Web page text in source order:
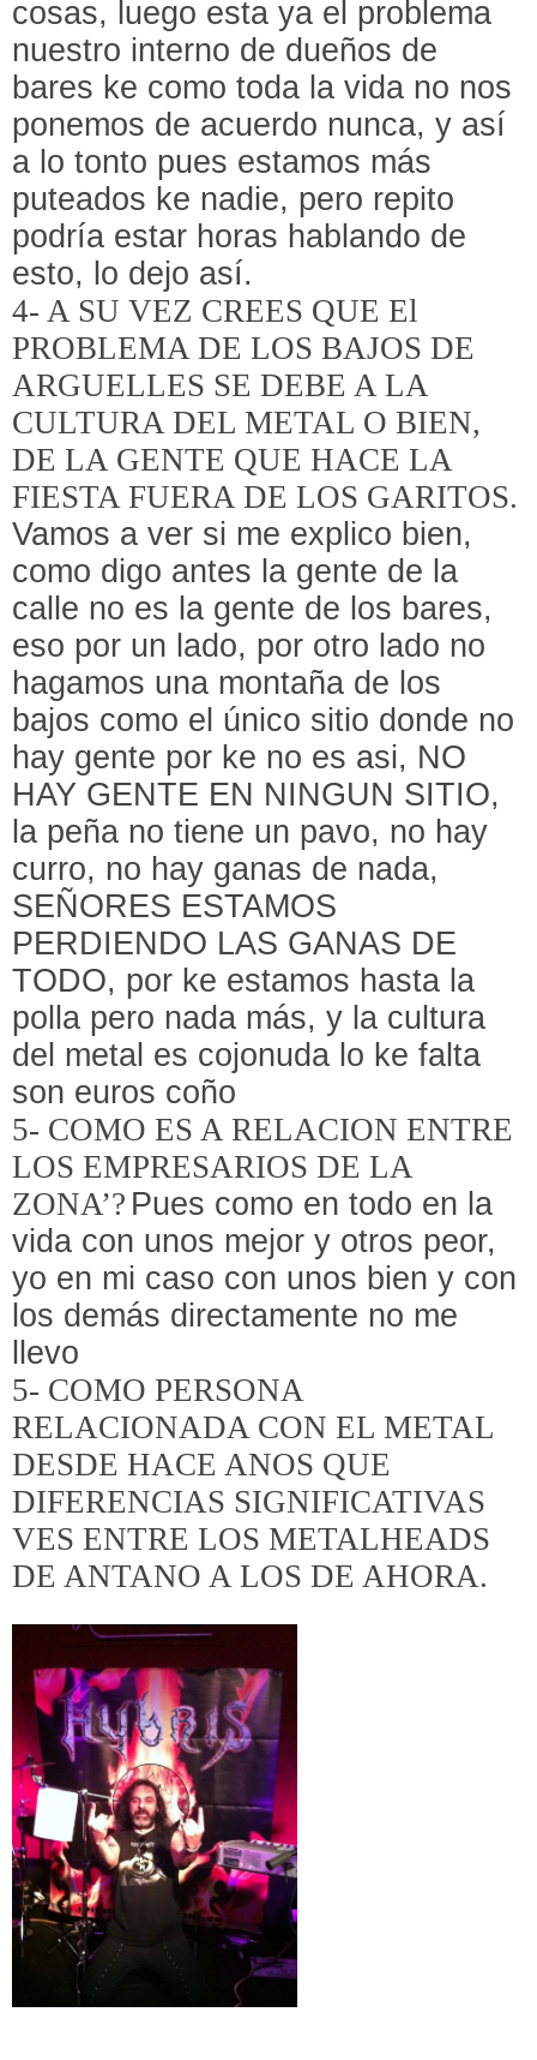
cosas, luego esta ya el problema
nuestro interno de dueños de
bares ke como toda la vida no nos
ponemos de acuerdo nunca, y así
a lo tonto pues estamos más
puteados ke nadie, pero repito
podría estar horas hablando de
esto, lo dejo así.
4- A SU VEZ CREES QUE El
PROBLEMA DE LOS BAJOS DE
ARGUELLES SE DEBE A LA
CULTURA DEL METAL O BIEN,
DE LA GENTE QUE HACE LA
FIESTA FUERA DE LOS GARITOS.
Vamos a ver si me explico bien,
como digo antes la gente de la
calle no es la gente de los bares,
eso por un lado, por otro lado no
hagamos una montaña de los
bajos como el único sitio donde no
hay gente por ke no es asi, NO
HAY GENTE EN NINGUN SITIO,
la peña no tiene un pavo, no hay
curro, no hay ganas de nada,
SEÑORES ESTAMOS
PERDIENDO LAS GANAS DE
TODO, por ke estamos hasta la
polla pero nada más, y la cultura
del metal es cojonuda lo ke falta
son euros coño
5- COMO ES A RELACION ENTRE
LOS EMPRESARIOS DE LA
ZONA’? Pues como en todo en la
vida con unos mejor y otros peor,
yo en mi caso con unos bien y con
los demás directamente no me
llevo
5- COMO PERSONA
RELACIONADA CON EL METAL
DESDE HACE ANOS QUE
DIFERENCIAS SIGNIFICATIVAS
VES ENTRE LOS METALHEADS
DE ANTANO A LOS DE AHORA.